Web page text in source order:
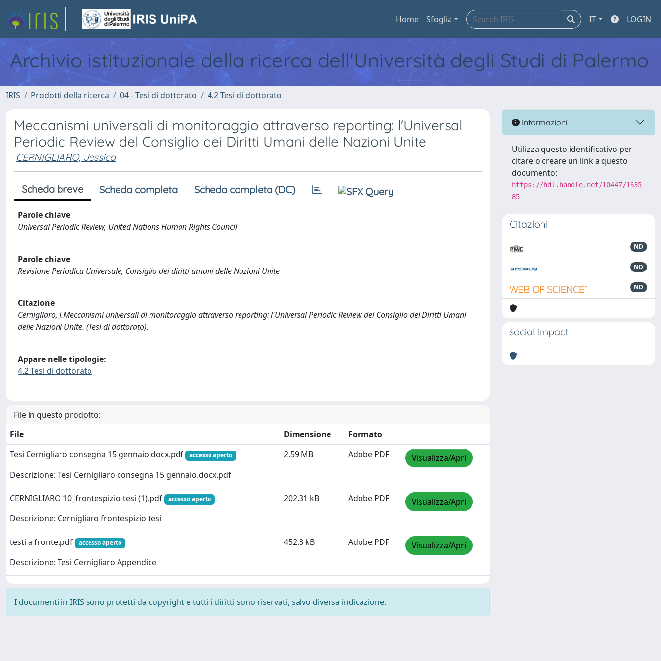
Home Sfoglia IT LOGIN
Archivio istituzionale della ricerca dell'Università degli Studi di Palermo
IRIS Prodotti della ricerca 04 - Tesi di dottorato 4.2 Tesi di dottorato
Meccanismi universali di monitoraggio attraverso reporting: l'Universal
Periodic Review del Consiglio dei Diritti Umani delle Nazioni Unite
CERNIGLIARO, Jessica
Scheda breve Scheda completa Scheda completa (DC)
Parole chiave
Universal Periodic Review, United Nations Human Rights Council
Parole chiave
Revisione Periodica Universale, Consiglio dei diritti umani delle Nazioni Unite
Citazione
Cernigliaro, J.Meccanismi universali di monitoraggio attraverso reporting: l'Universal Periodic Review del Consiglio dei Diritti Umani
delle Nazioni Unite. (Tesi di dottorato).
Appare nelle tipologie:
4.2 Tesi di dottorato
File in questo prodotto:
File
Dimensione
Formato
Tesi Cernigliaro consegna 15 gennaio.docx.pdf
accesso aperto
Descrizione: Tesi Cernigliaro consegna 15 gennaio.docx.pdf
2.59 MB Adobe PDF Visualizza/Apri
CERNIGLIARO 10_frontespizio-tesi (1).pdf accesso aperto
Descrizione: Cernigliaro frontespizio tesi
202.31 kB Adobe PDF Visualizza/Apri
testi a fronte.pdf accesso aperto
Descrizione: Tesi Cernigliaro Appendice
452.8 kB Adobe PDF Visualizza/Apri
I documenti in IRIS sono protetti da copyright e tutti i diritti sono riservati, salvo diversa indicazione.
Informazioni
Utilizza questo identificativo per
citare o creare un link a questo
documento:
https://hdl.handle.net/10447/1635
85
Citazioni
ND
ND
ND
social impact